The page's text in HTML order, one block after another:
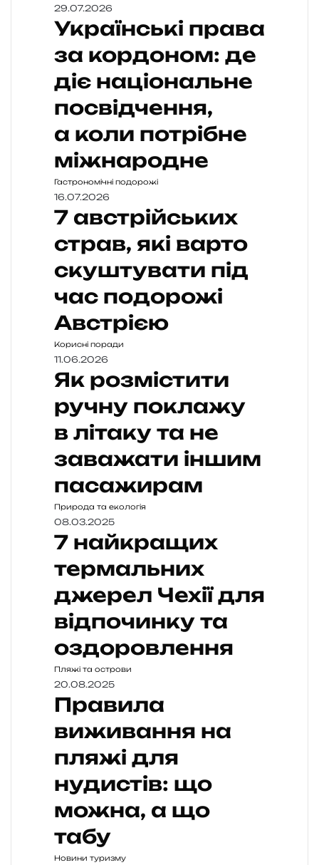
29.07.2026
Українські права
за кордоном: де
діє національне
посвідчення,
а коли потрібне
міжнародне
Гастрономічні подорожі
16.07.2026
7 австрійських
страв, які варто
скуштувати під
час подорожі
Австрією
Корисні поради
11.06.2026
Як розмістити
ручну поклажу
в літаку та не
заважати іншим
пасажирам
Природа та екологія
08.03.2025
7 найкращих
термальних
джерел Чехії для
відпочинку та
оздоровлення
Пляжі та острови
20.08.2025
Правила
виживання на
пляжі для
нудистів: що
можна, а що
табу
Новини туризму